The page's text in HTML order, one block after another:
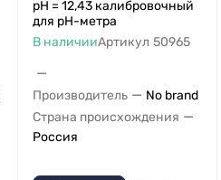
рН = 12,43 калибровочный
для pH-метра
В наличииАртикул 50965
—
Производитель — No brand
Страна происхождения —
Россия